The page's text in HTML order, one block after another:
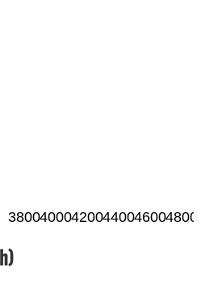
380040004200440046004800